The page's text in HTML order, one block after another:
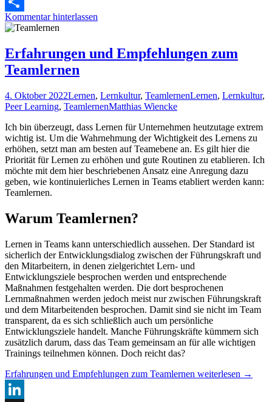
Teilen
Kommentar hinterlassen
Erfahrungen und Empfehlungen zum
Teamlernen
4. Oktober 2022Lernen, Lernkultur, TeamlernenLernen, Lernkultur,
Peer Learning, TeamlernenMatthias Wiencke
Ich bin überzeugt, dass Lernen für Unternehmen heutzutage extrem
wichtig ist. Um die Wahrnehmung der Wichtigkeit des Lernens zu
erhöhen, setzt man am besten auf Teamebene an. Es gilt hier die
Priorität für Lernen zu erhöhen und gute Routinen zu etablieren. Ich
möchte mit dem hier beschriebenen Ansatz eine Anregung dazu
geben, wie kontinuierliches Lernen in Teams etabliert werden kann:
Teamlernen.
Warum Teamlernen?
Lernen in Teams kann unterschiedlich aussehen. Der Standard ist
sicherlich der Entwicklungsdialog zwischen der Führungskraft und
den Mitarbeitern, in denen zielgerichtet Lern- und
Entwicklungsziele besprochen werden und entsprechende
Maßnahmen festgehalten werden. Die dort besprochenen
Lernmaßnahmen werden jedoch meist nur zwischen Führungskraft
und dem Mitarbeitenden besprochen. Damit sind sie nicht im Team
transparent, da es sich schließlich auch um persönliche
Entwicklungsziele handelt. Manche Führungskräfte kümmern sich
zusätzlich darum, dass das Team gemeinsam an für alle wichtigen
Trainings teilnehmen können. Doch reicht das?
Erfahrungen und Empfehlungen zum Teamlernen weiterlesen →